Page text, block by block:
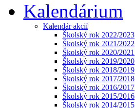
Kalendárium
Kalendár akcií
Školský rok 2022/2023
Školský rok 2021/2022
Školský rok 2020/2021
Školský rok 2019/2020
Školský rok 2018/2019
Školský rok 2017/2018
Školský rok 2016/2017
Školský rok 2015/2016
Školský rok 2014/2015